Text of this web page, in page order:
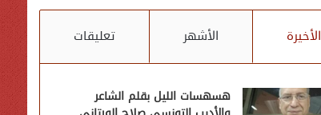
الأخيرة الأشهر تعليقات
هسهسات الليل بقلم الشاعر